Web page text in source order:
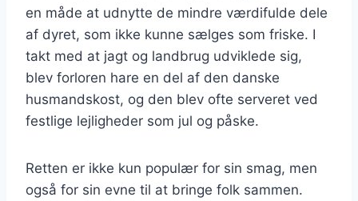
en måde at udnytte de mindre værdifulde dele
af dyret, som ikke kunne sælges som friske. I
takt med at jagt og landbrug udviklede sig,
blev forloren hare en del af den danske
husmandskost, og den blev ofte serveret ved
festlige lejligheder som jul og påske.
Retten er ikke kun populær for sin smag, men
også for sin evne til at bringe folk sammen.